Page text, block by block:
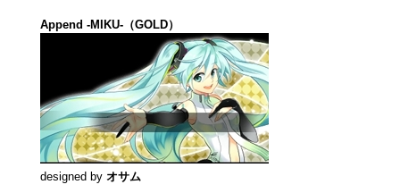
Append -MIKU-（GOLD）
designed by オサム